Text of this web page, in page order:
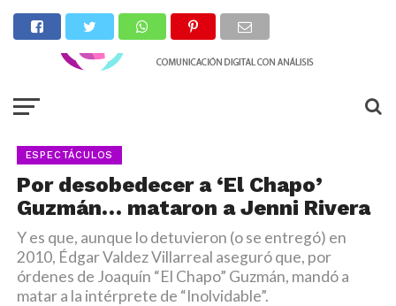
ESPECTÁCULOS
Por desobedecer a ‘El Chapo’
Guzmán… mataron a Jenni Rivera
Y es que, aunque lo detuvieron (o se entregó) en
2010, Édgar Valdez Villarreal aseguró que, por
órdenes de Joaquín “El Chapo” Guzmán, mandó a
matar a la intérprete de “Inolvidable”.